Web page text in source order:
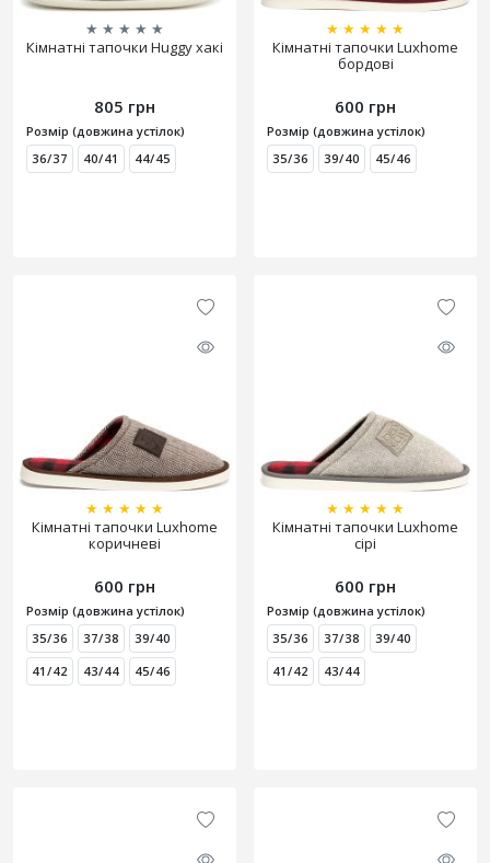
★ ★ ★ ★ ★
Кімнатні тапочки Huggy хакі
805 грн
Розмір (довжина устілок)
36/37
40/41 44/45
★ ★ ★ ★ ★
Кімнатні тапочки Luxhome
бордові
600 грн
Розмір (довжина устілок)
35/36
39/40 45/46
★ ★ ★ ★ ★
Кімнатні тапочки Luxhome
коричневі
600 грн
Розмір (довжина устілок)
35/36
37/38
39/40
41/42
43/44 45/46
★ ★ ★ ★ ★
Кімнатні тапочки Luxhome
сірі
600 грн
Розмір (довжина устілок)
35/36
37/38
39/40
41/42
43/44